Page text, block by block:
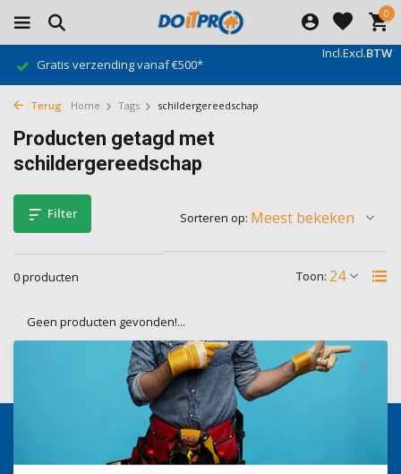
0
Incl.Excl.BTW
Gratis verzending vanaf €500*
Terug Home Tags schildergereedschap
Producten getagd met
schildergereedschap
Filter
0 producten Toon:
Sorteren op:
Geen producten gevonden!...
Wij helpen je graag